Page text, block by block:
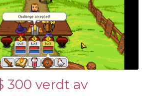
300 verdt av